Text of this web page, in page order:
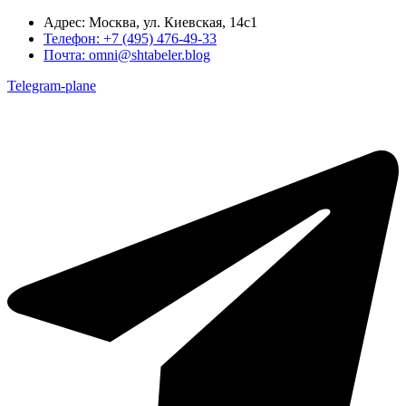
Адрес: Москва, ул. Киевская, 14с1
Телефон: +7 (495) 476-49-33
Почта: omni@shtabeler.blog
Telegram-plane